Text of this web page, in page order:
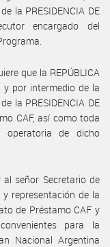
la PRESIDENCIA DE
encargado del
que la REPÚBLICA
y por intermedio de la
la PRESIDENCIA DE
CAF, así como toda
operatoria de dicho
señor Secretario de
representación de la
de Préstamo CAF y
para la
Nacional Argentina